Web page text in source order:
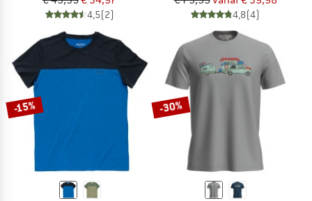
4,5(2) 4,8(4)
-15% -30%